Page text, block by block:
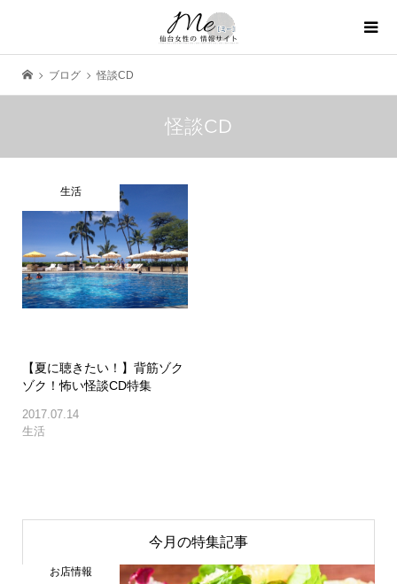
ブログ 怪談CD
怪談CD
生活
【夏に聴きたい！】背筋ゾク
ゾク！怖い怪談CD特集
2017.07.14
生活
今月の特集記事
お店情報